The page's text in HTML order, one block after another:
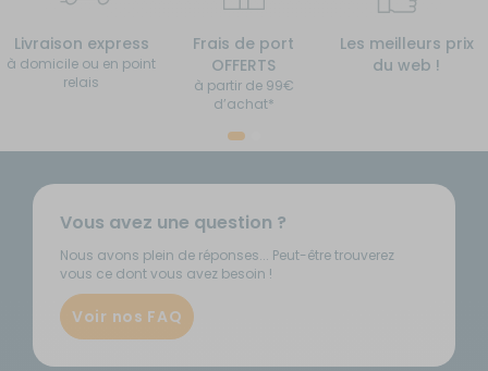
Livraison express
à domicile ou en point
relais
Frais de port
OFFERTS
à partir de 99€
d’achat*
Les meilleurs prix
du web !
Vous avez une question ?
Nous avons plein de réponses... Peut-être trouverez
vous ce dont vous avez besoin !
Voir nos FAQ